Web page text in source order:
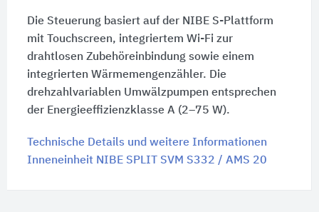
Die Steuerung basiert auf der NIBE S-Plattform
mit Touchscreen, integriertem Wi-Fi zur
drahtlosen Zubehöreinbindung sowie einem
integrierten Wärmemengenzähler. Die
drehzahlvariablen Umwälzpumpen entsprechen
der Energieeffizienzklasse A (2–75 W).
Technische Details und weitere Informationen
Inneneinheit NIBE SPLIT SVM S332 / AMS 20